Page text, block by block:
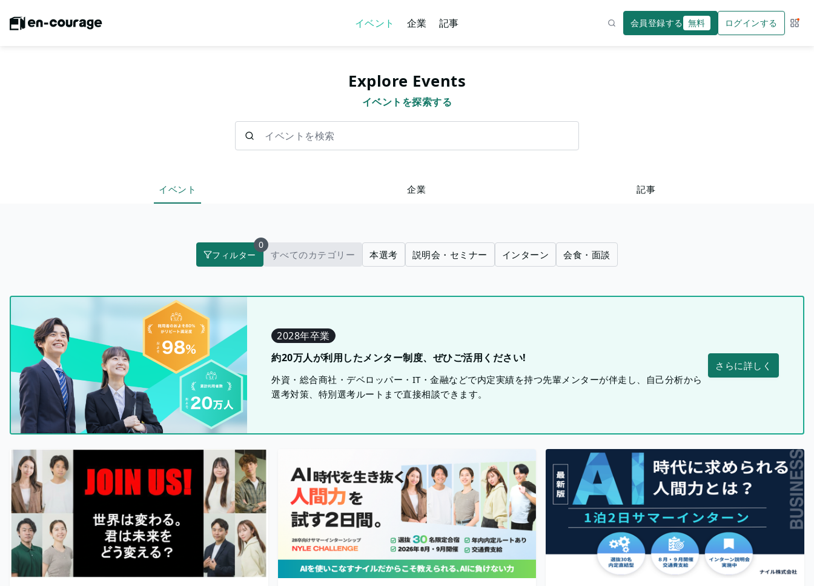
イベント 企業 記事 会員登録する 無料 ログインする サー
Explore Events
イベントを探索する
イベント 企業 記事
フィルター
0
すべてのカテゴリー 本選考 説明会・セミナー インターン 会食・面談
2028年卒業
約20万人が利用したメンター制度、ぜひご活用ください!
外資・総合商社・デベロッパー・IT・金融などで内定実績を持つ先輩メンターが伴走し、自己分析から
選考対策、特別選考ルートまで直接相談できます。
さらに詳しく